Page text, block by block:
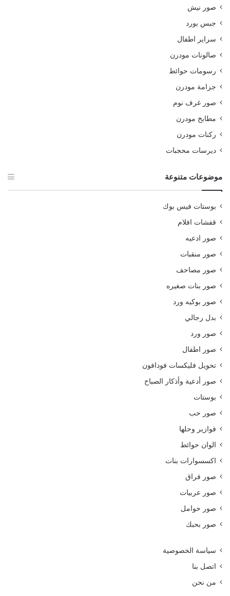
صور نيش
جبس بورد
سراير اطفال
صالونات مودرن
رسومات حوائط
جزامة مودرن
صور غرف نوم
مطابخ مودرن
ركنات مودرن
ديرسات محجبات
موضوعات متنوعة
بوستات فيس بوك
قفشات افلام
صور ادعيه
صور منقبات
صور مصاحف
صور بنات صغيره
صور بوكيه ورد
بدل رجالي
صور ورد
صور اطفال
تحويل فليكسات فودافون
صور أدعية وأذكار الصباح
بوستات
صور حب
فوازير وحلها
الوان حوائط
اكسسوارات بنات
صور فراق
صور عربيات
صور حوامل
صور بحبك
سياسة الخصوصية
اتصل بنا
من نحن